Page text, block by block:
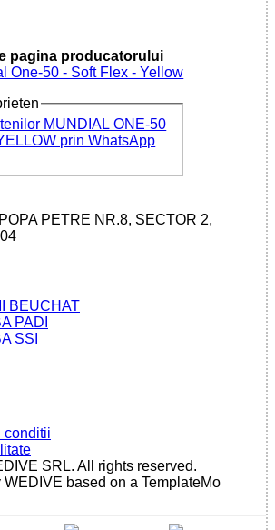
pagina producatorului
One-50 - Soft Flex - Yellow
PETRE NR.8, SECTOR 2,
BEUCHAT
PADI
SSI
conditii
SRL. All rights reserved.
based on a TemplateMo